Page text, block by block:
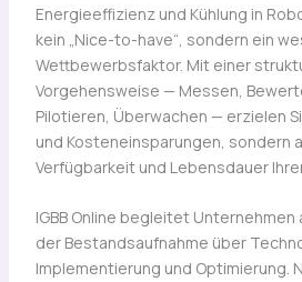
Energieeffizienz und Kühlung in
kein „Nice-to-have“, sondern ein
Wettbewerbsfaktor. Mit einer
Vorgehensweise — Messen,
Pilotieren, Überwachen — erzielen
und Kosteneinsparungen, sondern
Verfügbarkeit und Lebensdauer
IGBB Online begleitet Unternehmen
der Bestandsaufnahme über
Implementierung und Optimierung.